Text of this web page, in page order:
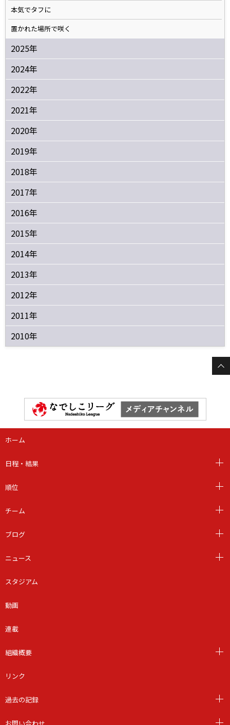
本気でタフに
置かれた場所で咲く
2025年
2024年
2022年
2021年
2020年
2019年
2018年
2017年
2016年
2015年
2014年
2013年
2012年
2011年
2010年
ホーム
日程・結果
順位
チーム
ブログ
ニュース
スタジアム
動画
連載
組織概要
リンク
過去の記録